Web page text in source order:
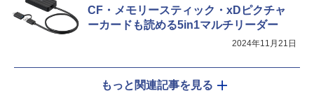
CF・メモリースティック・xDピクチャ
ーカードも読める5in1マルチリーダー
2024年11月21日
もっと関連記事を見る